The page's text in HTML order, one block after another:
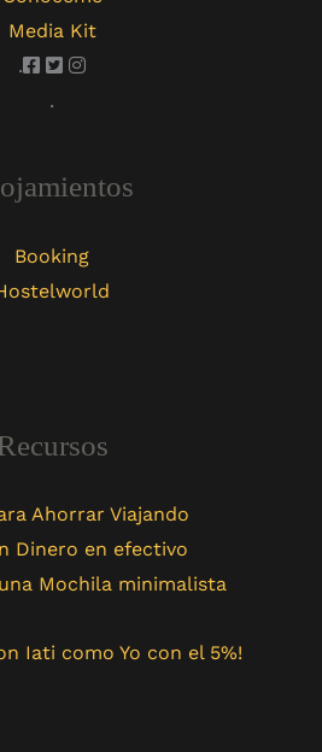
Media Kit
.
.
Booking
Ahorrar Viajando
Dinero en efectivo
Mochila minimalista
Iati como Yo con el 5%!